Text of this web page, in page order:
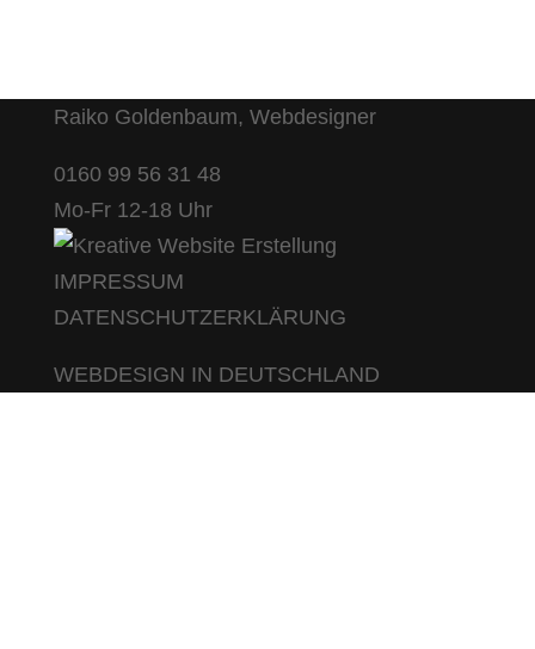
Raiko Goldenbaum, Webdesigner
0160 99 56 31 48
Mo-Fr 12-18 Uhr
IMPRESSUM
DATENSCHUTZERKLÄRUNG
WEBDESIGN IN DEUTSCHLAND